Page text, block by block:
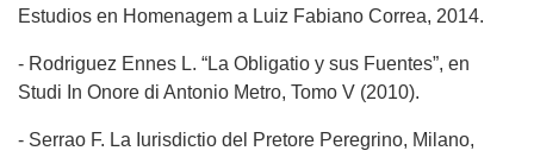
Estudios en Homenagem a Luiz Fabiano Correa, 2014.
- Rodriguez Ennes L. “La Obligatio y sus Fuentes”, en
Studi In Onore di Antonio Metro, Tomo V (2010).
- Serrao F. La Iurisdictio del Pretore Peregrino, Milano,